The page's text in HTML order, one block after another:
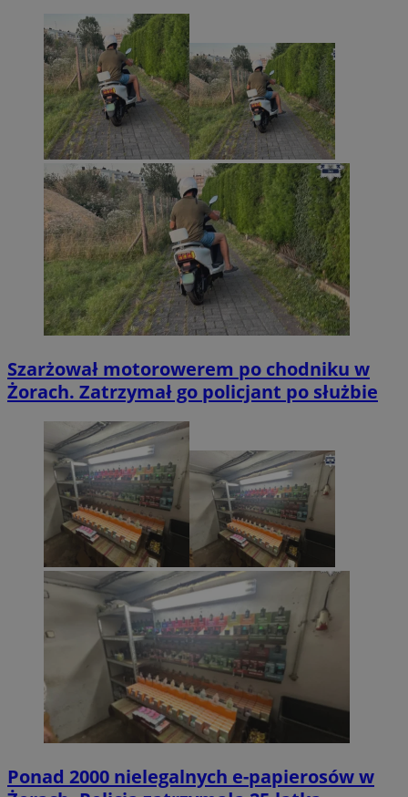
Szarżował motorowerem po chodniku w
Żorach. Zatrzymał go policjant po służbie
Ponad 2000 nielegalnych e-papierosów w